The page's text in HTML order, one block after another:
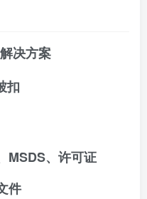
决方案
扣
MSDS、许可证
件